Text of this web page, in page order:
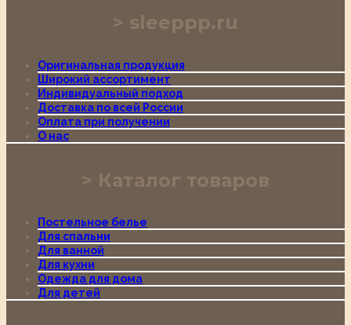
sleeppp.ru
Оригинальная продукция
Широкий ассортимент
Индивидуальный подход
Доставка по всей России
Оплата при получении
О нас
Каталог товаров
Постельное белье
Для спальни
Для ванной
Для кухни
Одежда для дома
Для детей